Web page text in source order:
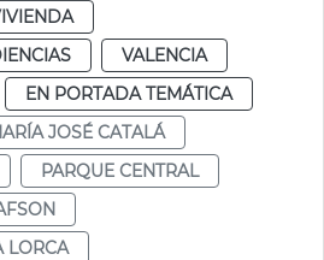
VALENCIA
EN PORTADA TEMÁTICA
JOSÉ CATALÁ
PARQUE CENTRAL
LORCA